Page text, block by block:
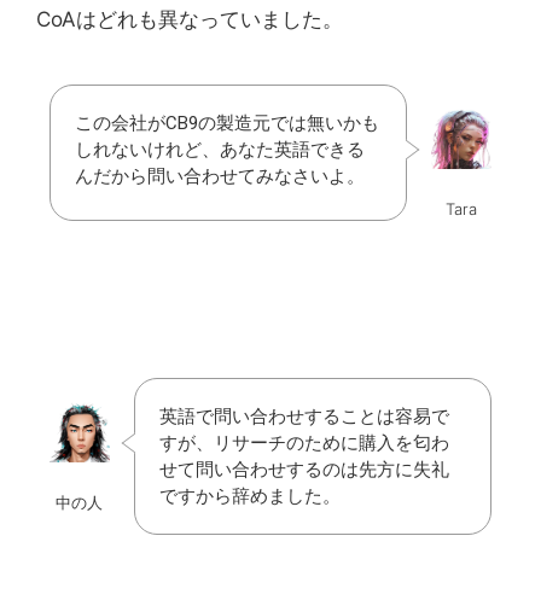
CoAはどれも異なっていました。
この会社がCB9の製造元では無いかも
しれないけれど、あなた英語できる
んだから問い合わせてみなさいよ。
Tara
英語で問い合わせすることは容易で
すが、リサーチのために購入を匂わ
せて問い合わせするのは先方に失礼
ですから辞めました。
中の人